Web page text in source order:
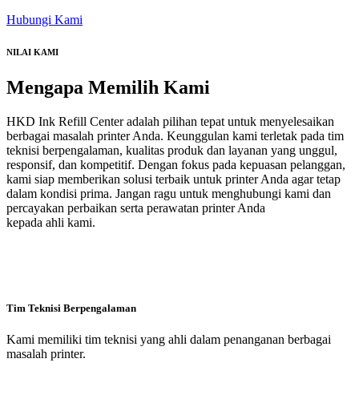
Hubungi Kami
NILAI KAMI
Mengapa Memilih Kami
HKD Ink Refill Center adalah pilihan tepat untuk menyelesaikan
berbagai masalah printer Anda. Keunggulan kami terletak pada tim
teknisi berpengalaman, kualitas produk dan layanan yang unggul,
responsif, dan kompetitif. Dengan fokus pada kepuasan pelanggan,
kami siap memberikan solusi terbaik untuk printer Anda agar tetap
dalam kondisi prima. Jangan ragu untuk menghubungi kami dan
percayakan perbaikan serta perawatan printer Anda
kepada ahli kami.
Tim Teknisi Berpengalaman
Kami memiliki tim teknisi yang ahli dalam penanganan berbagai
masalah printer.